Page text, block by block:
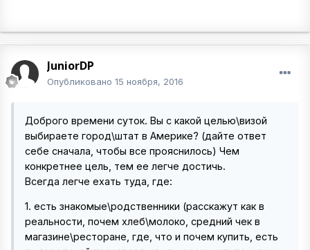
JuniorDP
Опубликовано 15 ноября, 2016
Доброго времени суток. Вы с какой целью\визой
выбираете город\штат в Америке? (дайте ответ
себе сначала, чтобы все прояснилось) Чем
конкретнее цель, тем ее легче достичь.
Всегда легче ехать туда, где:
1. есть знакомые\родственники (расскажут как в
реальности, почем хлеб\молоко, средний чек в
магазине\ресторане, где, что и почем купить, есть